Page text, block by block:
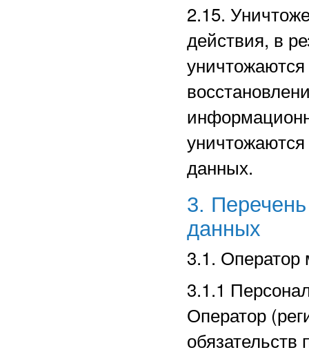
2.15.
действия, в
данных.
3.
данных
3.1. Оператор
3.1.1
Оператор